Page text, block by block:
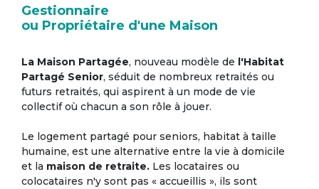
Gestionnaire
ou Propriétaire d'une Maison
La Maison Partagée, nouveau modèle de l'Habitat
Partagé Senior, séduit de nombreux retraités ou
futurs retraités, qui aspirent à un mode de vie
collectif où chacun a son rôle à jouer.
Le logement partagé pour seniors, habitat à taille
humaine, est une alternative entre la vie à domicile
et la maison de retraite. Les locataires ou
colocataires n'y sont pas « accueillis », ils sont